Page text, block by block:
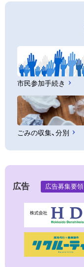
市民参加手続き
ごみの収集、分別
広告 広告募集要領